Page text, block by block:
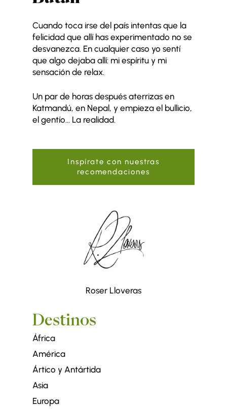
Cuando toca irse del país intentas que la
felicidad que allí has experimentado no se
desvanezca. En cualquier caso yo sentí
que algo dejaba allí: mi espíritu y mi
sensación de relax.
Un par de horas después aterrizas en
Katmandú, en Nepal, y empieza el bullicio,
el gentío… La realidad.
Inspírate con nuestras
recomendaciones
Roser Lloveras
Destinos
África
América
Ártico y Antártida
Asia
Europa